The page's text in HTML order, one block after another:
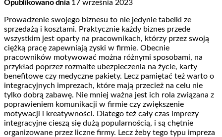
Opublikowano dnia17 września 2023
Prowadzenie swojego biznesu to nie jedynie tabelki ze
sprzedażą i kosztami. Praktycznie każdy biznes przede
wszystkim jest oparty na pracownikach, którzy przez swoją
ciężką pracę zapewniają zyski w firmie. Obecnie
pracowników motywować można różnymi sposobami, na
przykład poprzez rozmaite ubezpieczenia na życie, karty
benefitowe czy medyczne pakiety. Lecz pamiętać też warto o
integracyjnych imprezach, które mają przecież na celu nie
tylko dobrą zabawę. Nie mniej ważna jest ich rola związana z
poprawieniem komunikacji w firmie czy zwiększenie
motywacji i kreatywności. Dlatego też cały czas imprezy
integracyjne cieszą się dużą popularnością, i są chętnie
organizowane przez liczne firmy. Lecz żeby tego typu impreza